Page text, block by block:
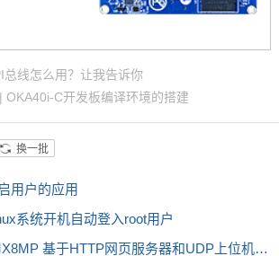
性能强
，
机器学习和
及具有高可
它旨在满足
和工业4.0
原理
总线怎么用？让我告诉你
OKA40i-C开发板编译环境的搭建
换一批
用户的应用
系统开机自动登入root用户
基于HTTP网页服务器和UDP上位机的